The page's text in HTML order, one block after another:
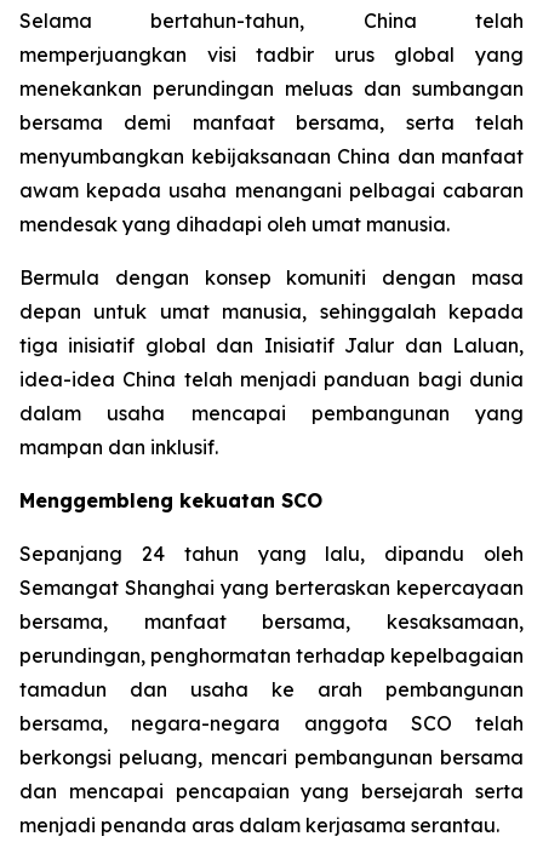
Selama bertahun-tahun, China telah
memperjuangkan visi tadbir urus global yang
menekankan perundingan meluas dan sumbangan
bersama demi manfaat bersama, serta telah
menyumbangkan kebijaksanaan China dan manfaat
awam kepada usaha menangani pelbagai cabaran
mendesak yang dihadapi oleh umat manusia.
Bermula dengan konsep komuniti dengan masa
depan untuk umat manusia, sehinggalah kepada
tiga inisiatif global dan Inisiatif Jalur dan Laluan,
idea-idea China telah menjadi panduan bagi dunia
dalam usaha mencapai pembangunan yang
mampan dan inklusif.
Menggembleng kekuatan SCO
Sepanjang 24 tahun yang lalu, dipandu oleh
Semangat Shanghai yang berteraskan kepercayaan
bersama, manfaat bersama, kesaksamaan,
perundingan, penghormatan terhadap kepelbagaian
tamadun dan usaha ke arah pembangunan
bersama, negara-negara anggota SCO telah
berkongsi peluang, mencari pembangunan bersama
dan mencapai pencapaian yang bersejarah serta
menjadi penanda aras dalam kerjasama serantau.